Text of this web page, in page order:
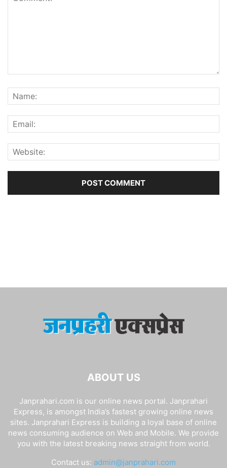
ABOUT US
Janprahari.com is our online news portal. Janprahari
Express, is amongst India’s fastest growing online news
sites. Janprahari Express is building a loyal base of online
news consuming audience on Web and Mobile. We provide
you with the latest breaking news straight from world.
Contact us: admin@janprahari.com